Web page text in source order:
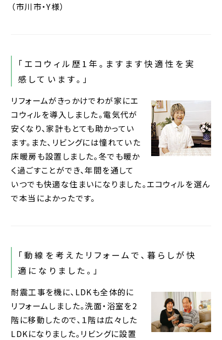
（市川市・Y様）
「エコウィル歴1年。ますます快適性を実
感しています。」
リフォームがきっかけでわが家にエ
コウィルを導入しました。電気代が
安くなり、家計もとても助かってい
ます。また、リビングには憧れていた
床暖房も設置しました。冬でも暖か
く過ごすことができ、年間を通して
いつでも快適な住まいになりました。エコウィルを選ん
で本当によかったです。
「動線を考えたリフォームで、暮らしが快
適になりました。」
耐震工事を機に、LDKも全体的に
リフォームしました。洗面・浴室を2
階に移動したので、１階は広々した
LDKになりました。リビングに設置